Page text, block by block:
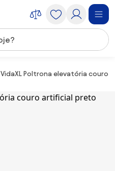
VidaXL Poltrona elevatória couro